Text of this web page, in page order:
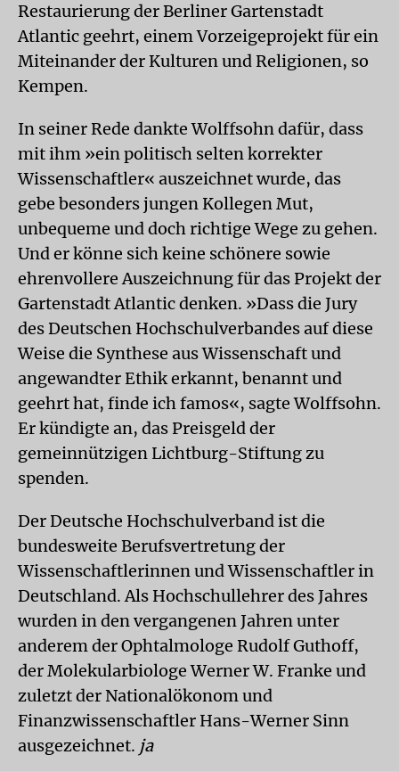
Restaurierung der Berliner Gartenstadt
Atlantic geehrt, einem Vorzeigeprojekt für ein
Miteinander der Kulturen und Religionen, so
Kempen.
In seiner Rede dankte Wolffsohn dafür, dass
mit ihm »ein politisch selten korrekter
Wissenschaftler« auszeichnet wurde, das
gebe besonders jungen Kollegen Mut,
unbequeme und doch richtige Wege zu gehen.
Und er könne sich keine schönere sowie
ehrenvollere Auszeichnung für das Projekt der
Gartenstadt Atlantic denken. »Dass die Jury
des Deutschen Hochschulverbandes auf diese
Weise die Synthese aus Wissenschaft und
angewandter Ethik erkannt, benannt und
geehrt hat, finde ich famos«, sagte Wolffsohn.
Er kündigte an, das Preisgeld der
gemeinnützigen Lichtburg-Stiftung zu
spenden.
Der Deutsche Hochschulverband ist die
bundesweite Berufsvertretung der
Wissenschaftlerinnen und Wissenschaftler in
Deutschland. Als Hochschullehrer des Jahres
wurden in den vergangenen Jahren unter
anderem der Ophtalmologe Rudolf Guthoff,
der Molekularbiologe Werner W. Franke und
zuletzt der Nationalökonom und
Finanzwissenschaftler Hans-Werner Sinn
ausgezeichnet. ja